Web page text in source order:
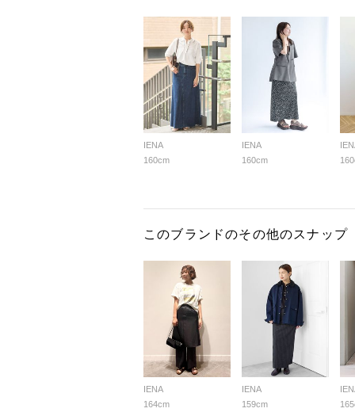
IENA
160cm
IENA
160cm
このブランドのその他のスナップ
IENA
164cm
IENA
159cm